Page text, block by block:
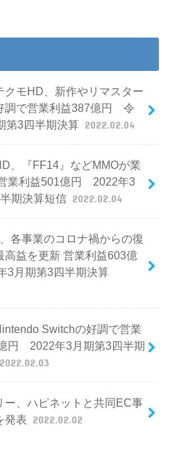
クモHD、新作やリマスター
調で営業利益387億円 令
第3四半期決算 2022.02.04
、『FF14』などMMOが業
業利益501億円 2022年3
期決算短信 2022.02.04
各事業のコロナ禍からの復
高益を更新 営業利益603億
月期第3四半期決算
Switchの好調で営業
円 2022年3月期第3四半期
2022.02.03
ー、ハピネットと共同EC事
発表 2022.02.02